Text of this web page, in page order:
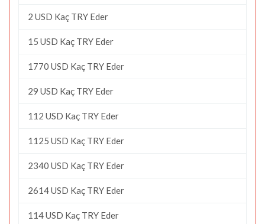
2 USD Kaç TRY Eder
15 USD Kaç TRY Eder
1770 USD Kaç TRY Eder
29 USD Kaç TRY Eder
112 USD Kaç TRY Eder
1125 USD Kaç TRY Eder
2340 USD Kaç TRY Eder
2614 USD Kaç TRY Eder
114 USD Kaç TRY Eder